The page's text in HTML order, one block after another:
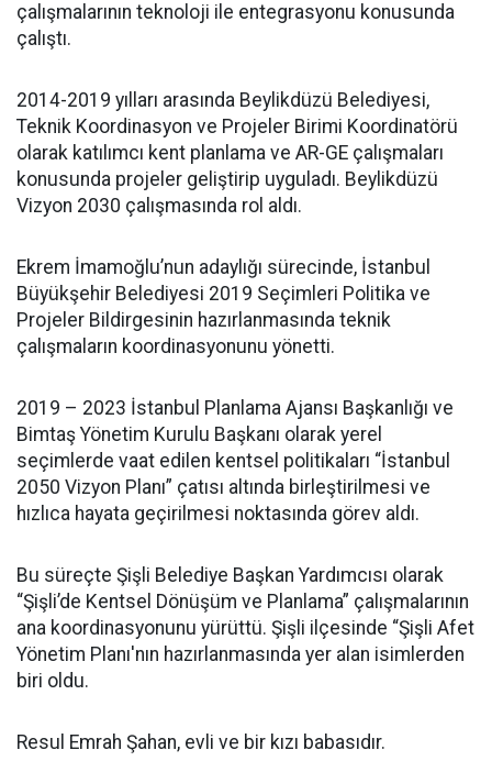
çalışmalarının teknoloji ile entegrasyonu konusunda
çalıştı.
2014-2019 yılları arasında Beylikdüzü Belediyesi,
Teknik Koordinasyon ve Projeler Birimi Koordinatörü
olarak katılımcı kent planlama ve AR-GE çalışmaları
konusunda projeler geliştirip uyguladı. Beylikdüzü
Vizyon 2030 çalışmasında rol aldı.
Ekrem İmamoğlu’nun adaylığı sürecinde, İstanbul
Büyükşehir Belediyesi 2019 Seçimleri Politika ve
Projeler Bildirgesinin hazırlanmasında teknik
çalışmaların koordinasyonunu yönetti.
2019 – 2023 İstanbul Planlama Ajansı Başkanlığı ve
Bimtaş Yönetim Kurulu Başkanı olarak yerel
seçimlerde vaat edilen kentsel politikaları “İstanbul
2050 Vizyon Planı” çatısı altında birleştirilmesi ve
hızlıca hayata geçirilmesi noktasında görev aldı.
Bu süreçte Şişli Belediye Başkan Yardımcısı olarak
“Şişli’de Kentsel Dönüşüm ve Planlama” çalışmalarının
ana koordinasyonunu yürüttü. Şişli ilçesinde “Şişli Afet
Yönetim Planı'nın hazırlanmasında yer alan isimlerden
biri oldu.
Resul Emrah Şahan, evli ve bir kızı babasıdır.